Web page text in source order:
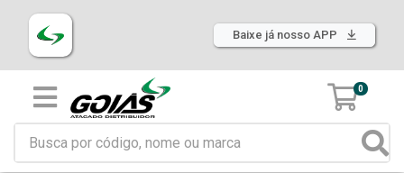
Baixe já nosso APP
0